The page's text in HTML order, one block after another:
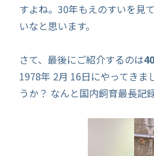
すよね。30年もえのすいを見
いなと思います。
さて、最後にご紹介するのは40
1978年 2月 16日にやってき
うか？ なんと国内飼育最長記